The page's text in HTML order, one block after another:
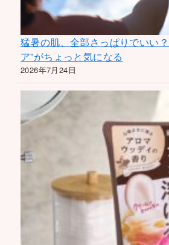
猛暑の肌、全部さっぱりでいい
ア”がちょっと気になる
2026年7月24日